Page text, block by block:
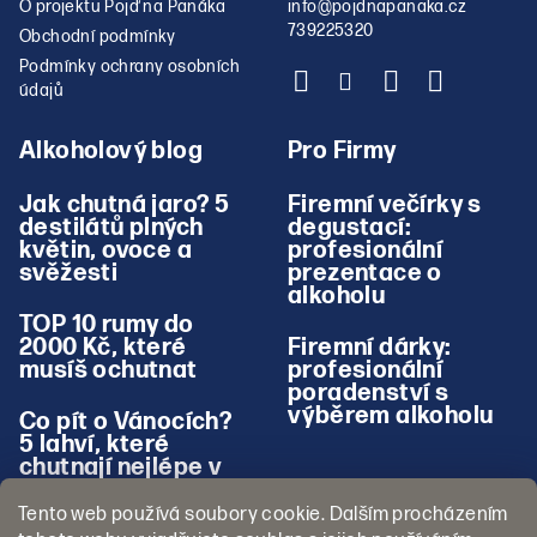
Tento web používá soubory cookie. Dalším procházením
O projektu Pojď na Panáka
Obchodní podmínky
Podmínky ochrany osobních
údajů
info@pojdnapanaka.cz
739225320
Alkoholový blog
Jak chutná jaro? 5
destilátů plných
květin, ovoce a
svěžesti
TOP 10 rumy do
2000 Kč, které
musíš ochutnat
Co pít o Vánocích?
5 lahví, které
chutnají nejlépe v
Pro Firmy
Firemní večírky s
degustací:
profesionální
prezentace o
alkoholu
Firemní dárky:
profesionální
poradenství s
výběrem alkoholu